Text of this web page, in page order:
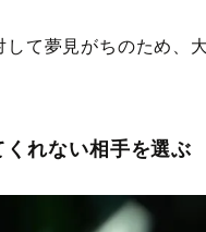
して夢見がちのため、
れない相手を選ぶ